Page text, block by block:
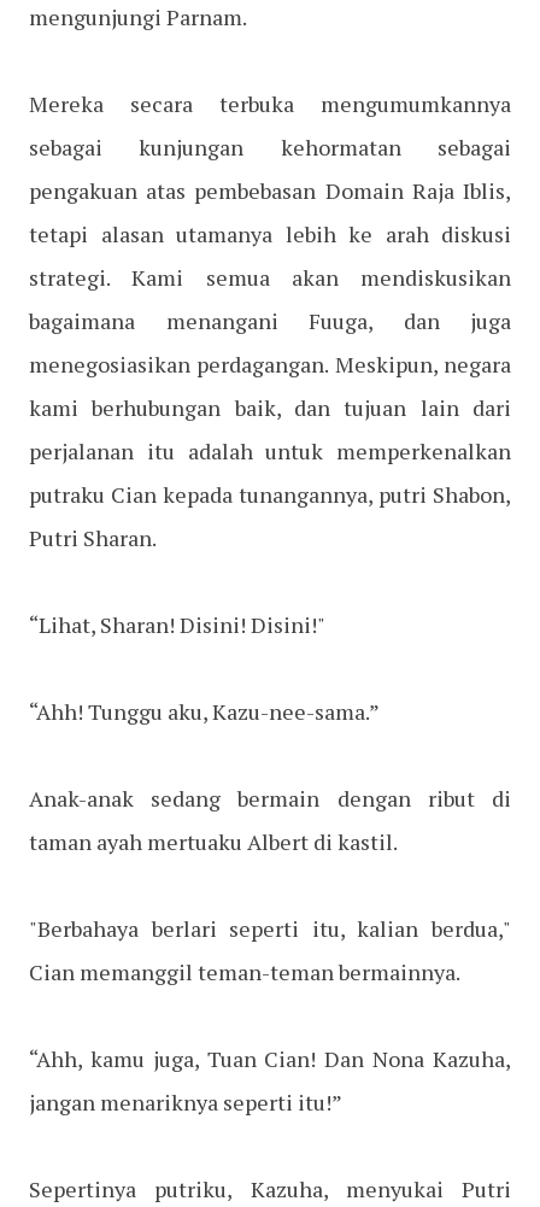
mengunjungi Parnam.
Mereka secara terbuka mengumumkannya
sebagai kunjungan kehormatan sebagai
pengakuan atas pembebasan Domain Raja Iblis,
tetapi alasan utamanya lebih ke arah diskusi
strategi. Kami semua akan mendiskusikan
bagaimana menangani Fuuga, dan juga
menegosiasikan perdagangan. Meskipun, negara
kami berhubungan baik, dan tujuan lain dari
perjalanan itu adalah untuk memperkenalkan
putraku Cian kepada tunangannya, putri Shabon,
Putri Sharan.
“Lihat, Sharan! Disini! Disini!"
“Ahh! Tunggu aku, Kazu-nee-sama.”
Anak-anak sedang bermain dengan ribut di
taman ayah mertuaku Albert di kastil.
"Berbahaya berlari seperti itu, kalian berdua,"
Cian memanggil teman-teman bermainnya.
“Ahh, kamu juga, Tuan Cian! Dan Nona Kazuha,
jangan menariknya seperti itu!”
Sepertinya putriku, Kazuha, menyukai Putri